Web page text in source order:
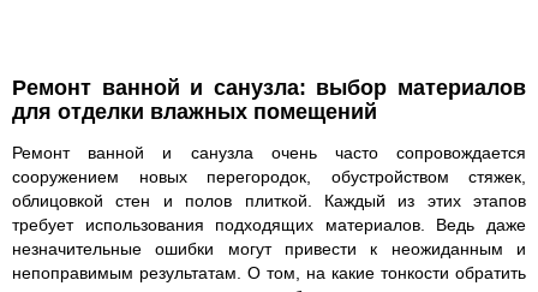
Ремонт ванной и санузла: выбор материалов
для отделки влажных помещений
Ремонт ванной и санузла очень часто сопровождается
сооружением новых перегородок, обустройством стяжек,
облицовкой стен и полов плиткой. Каждый из этих этапов
требует использования подходящих материалов. Ведь даже
незначительные ошибки могут привести к неожиданным и
непоправимым результатам. О том, на какие тонкости обратить